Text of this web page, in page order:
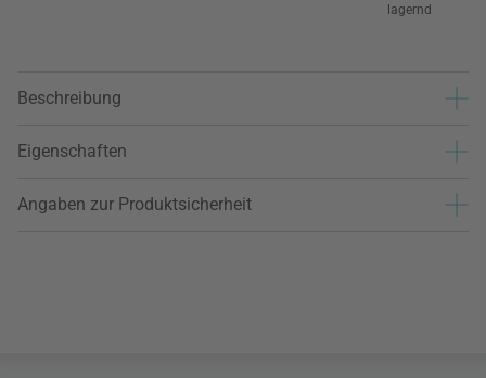
lagernd
Beschreibung
Eigenschaften
Angaben zur Produktsicherheit